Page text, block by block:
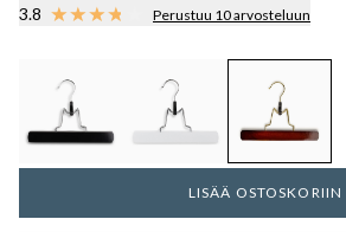
3.8 Perustuu 10 arvosteluun
LISÄÄ OSTOSKORIIN